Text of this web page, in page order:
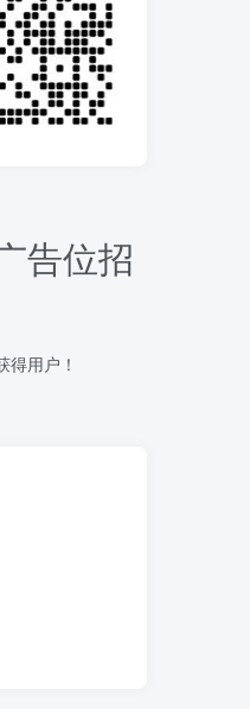
906
商家浏览 每天
/0.6 一天轻松
条 每天日结 多做多得
657
自动点击器
化操作发布文
告位招
得用户！